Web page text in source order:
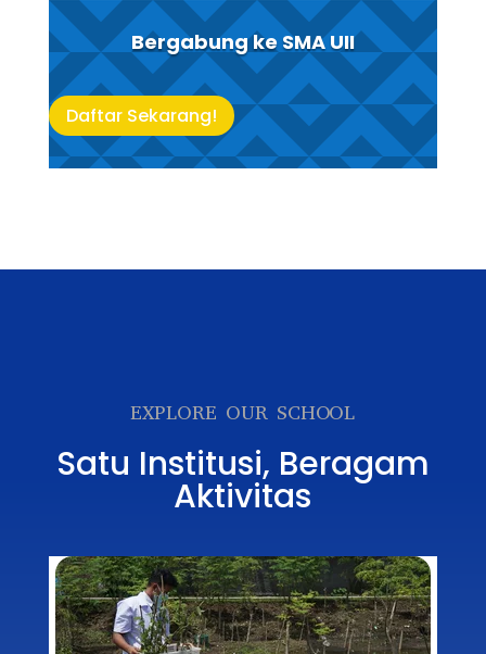
Bergabung ke SMA UII
Daftar Sekarang!
EXPLORE OUR SCHOOL
Satu Institusi, Beragam
Aktivitas